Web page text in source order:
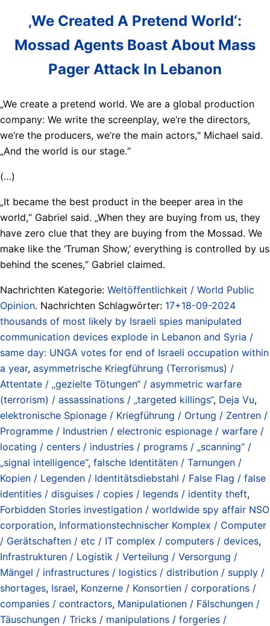
‚We Created A Pretend World‘:
Mossad Agents Boast About Mass
Pager Attack In Lebanon
„We create a pretend world. We are a global production
company: We write the screenplay, we‘re the directors,
we‘re the producers, we‘re the main actors,“ Michael said.
„And the world is our stage.“
(…)
„It became the best product in the beeper area in the
world,“ Gabriel said. „When they are buying from us, they
have zero clue that they are buying from the Mossad. We
make like the ‘Truman Show,’ everything is controlled by us
behind the scenes,“ Gabriel claimed.
Nachrichten Kategorie: Weltöffentlichkeit / World Public
Opinion. Nachrichten Schlagwörter: 17+18-09-2024
thousands of most likely by Israeli spies manipulated
communication devices explode in Lebanon and Syria /
same day: UNGA votes for end of Israeli occupation within
a year, asymmetrische Kriegführung (Terrorismus) /
Attentate / „gezielte Tötungen“ / asymmetric warfare
(terrorism) / assassinations / „targeted killings“, Deja Vu,
elektronische Spionage / Kriegführung / Ortung / Zentren /
Programme / Industrien / electronic espionage / warfare /
locating / centers / industries / programs / „scanning“ /
„signal intelligence“, falsche Identitäten / Tarnungen /
Kopien / Legenden / Identitätsdiebstahl / False Flag / false
identities / disguises / copies / legends / identity theft,
Forbidden Stories investigation / worldwide spy affair NSO
corporation, Informationstechnischer Komplex / Computer
/ Gerätschaften / etc / IT complex / computers / devices,
Infrastrukturen / Logistik / Verteilung / Versorgung /
Mängel / infrastructures / logistics / distribution / supply /
shortages, Israel, Konzerne / Konsortien / corporations /
companies / contractors, Manipulationen / Fälschungen /
Täuschungen / Tricks / manipulations / forgeries /